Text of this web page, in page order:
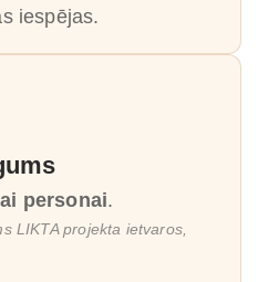
iespējas.
personai.
LIKTA projekta ietvaros,